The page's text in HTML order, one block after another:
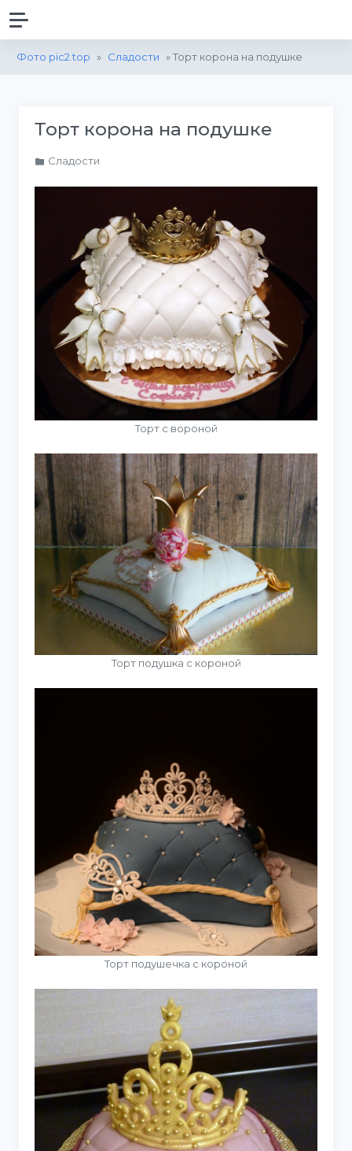
Фото pic2.top » Сладости » Торт корона на подушке
Торт корона на подушке
Сладости
Торт с вороной
Торт подушка с короной
Торт подушечка с короной